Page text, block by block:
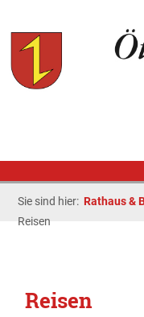
Sie sind hier: Rathaus &
Reisen
Reisen